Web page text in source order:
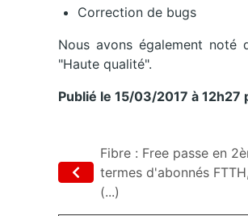
Correction de bugs
Nous avons également
"Haute qualité".
Publié le 15/03/2017 à 12h27
Fibre : Free passe en
termes d'abonnés
(...)